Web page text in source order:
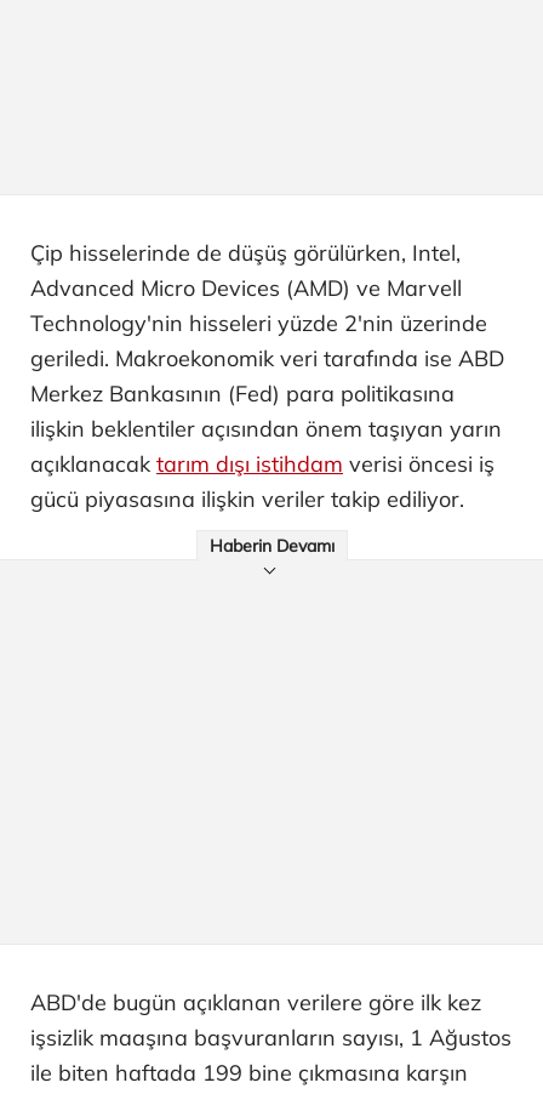
Çip hisselerinde de düşüş görülürken, Intel,
Advanced Micro Devices (AMD) ve Marvell
Technology'nin hisseleri yüzde 2'nin üzerinde
geriledi. Makroekonomik veri tarafında ise ABD
Merkez Bankasının (Fed) para politikasına
ilişkin beklentiler açısından önem taşıyan yarın
açıklanacak tarım dışı istihdam verisi öncesi iş
gücü piyasasına ilişkin veriler takip ediliyor.
Haberin Devamı
ABD'de bugün açıklanan verilere göre ilk kez
işsizlik maaşına başvuranların sayısı, 1 Ağustos
ile biten haftada 199 bine çıkmasına karşın